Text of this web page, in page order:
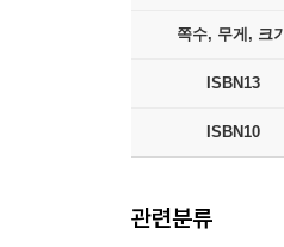
쪽수, 무게, 크기
ISBN13
ISBN10
관련분류